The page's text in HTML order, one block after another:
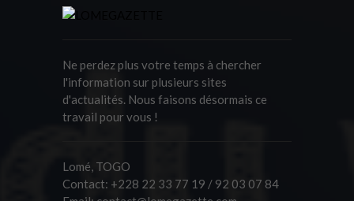
Ne perdez plus votre temps à chercher
l'information sur plusieurs sites
d'actualités. Nous faisons désormais ce
travail pour vous !
Lomé, TOGO
Contact: +228 22 33 77 19 / 92 03 07 84